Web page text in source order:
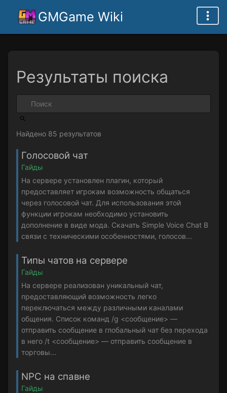
GMGame Wiki
Результаты поиска
Найдено 85 результатов
Голосовой чат
Гайды
На сервере установлен плагин, который
предоставляет игрокам возможность общаться
через голосовой чат. Для использования этой
функции игрокам необходимо установить
дополнение в виде мода. Скачать Simple Voice Chat В
связи с техническими особенностями, голосов...
Типы чатов на сервере
Гайды
На сервере реализован уникальный чат,
предоставляющий возможность легко
переключаться между различными каналами
общения. Список команд /g <сообщение> —
отправить сообщение в глобальный чат без перехода
в него /t <сообщение> — отправить сообщение в
торговы...
NPC на спавне
Гайды